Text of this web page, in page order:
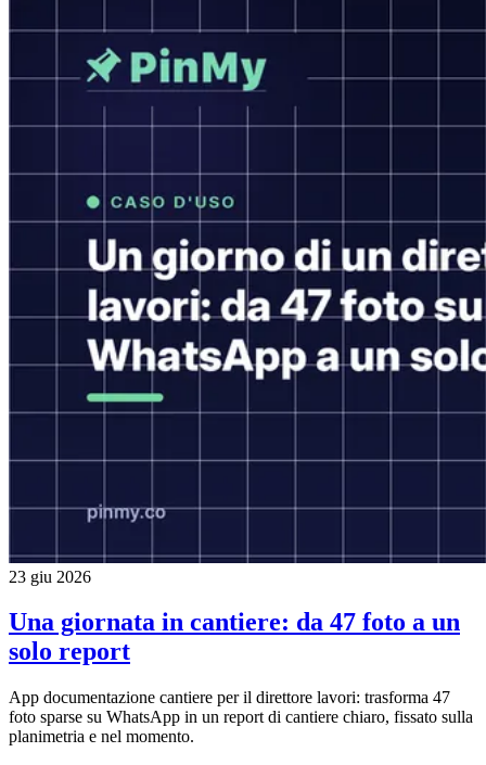
23 giu 2026
Una giornata in cantiere: da 47 foto a un
solo report
App documentazione cantiere per il direttore lavori: trasforma 47
foto sparse su WhatsApp in un report di cantiere chiaro, fissato sulla
planimetria e nel momento.